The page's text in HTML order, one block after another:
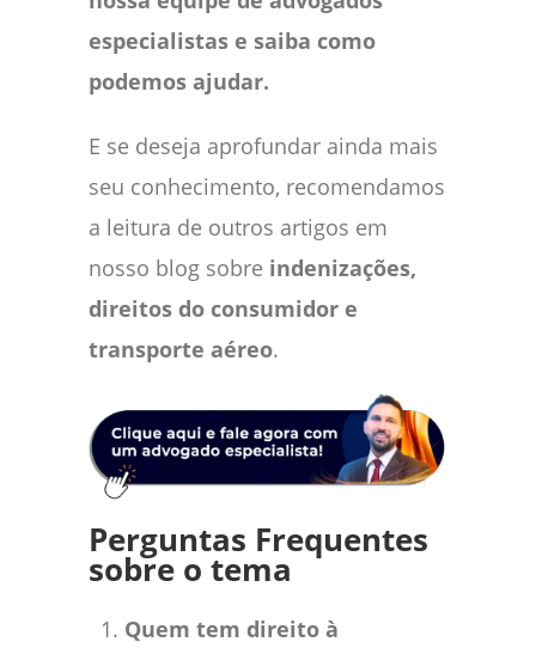
especialistas e saiba como
podemos ajudar.
E se deseja aprofundar ainda mais
seu conhecimento, recomendamos
a leitura de outros artigos em
nosso blog sobre indenizações,
direitos do consumidor e
transporte aéreo.
Perguntas Frequentes
sobre o tema
Quem tem direito à